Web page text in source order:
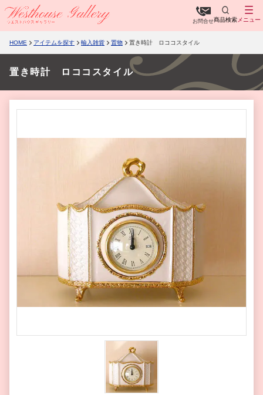
お問合せ商品検索 メニュー
HOME アイテムを探す 輸入雑貨 置物 置き時計 ロココスタイル
置き時計 ロココスタイル